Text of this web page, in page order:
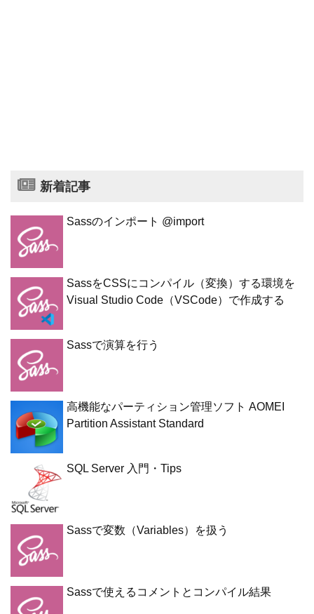
新着記事
Sassのインポート @import
SassをCSSにコンパイル（変換）する環境を
Visual Studio Code（VSCode）で作成する
Sassで演算を行う
高機能なパーティション管理ソフト AOMEI
Partition Assistant Standard
SQL Server 入門・Tips
Sassで変数（Variables）を扱う
Sassで使えるコメントとコンパイル結果